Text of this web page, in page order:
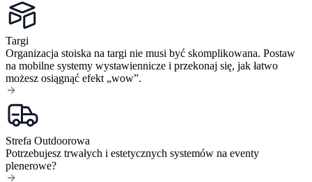
Targi
Organizacja stoiska na targi nie musi być skomplikowana. Postaw
na mobilne systemy wystawiennicze i przekonaj się, jak łatwo
możesz osiągnąć efekt „wow”.
Strefa Outdoorowa
Potrzebujesz trwałych i estetycznych systemów na eventy
plenerowe?